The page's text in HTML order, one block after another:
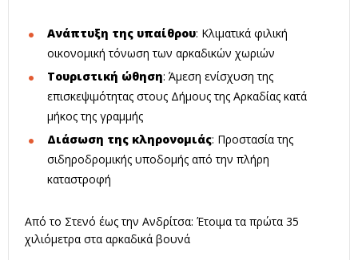
Ανάπτυξη της υπαίθρου: Κλιματικά φιλική
οικονομική τόνωση των αρκαδικών χωριών
Τουριστική ώθηση: Άμεση ενίσχυση της
επισκεψιμότητας στους Δήμους της Αρκαδίας κατά
μήκος της γραμμής
Διάσωση της κληρονομιάς: Προστασία της
σιδηροδρομικής υποδομής από την πλήρη
καταστροφή
Από το Στενό έως την Ανδρίτσα: Έτοιμα τα πρώτα 35
χιλιόμετρα στα αρκαδικά βουνά